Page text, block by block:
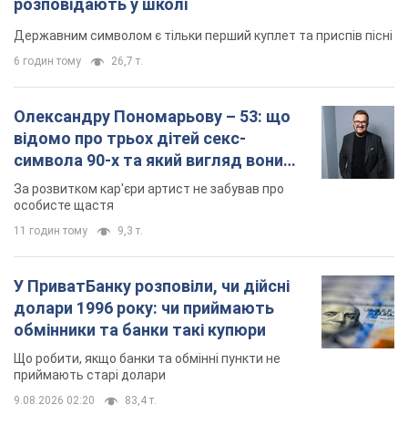
розповідають у школі
Державним символом є тільки перший куплет та приспів пісні
6 годин тому 26,7 т.
Олександру Пономарьову – 53: що
відомо про трьох дітей секс-
символа 90-х та який вигляд вони
мають
За розвитком кар'єри артист не забував про
особисте щастя
11 годин тому 9,3 т.
У ПриватБанку розповіли, чи дійсні
долари 1996 року: чи приймають
обмінники та банки такі купюри
Що робити, якщо банки та обмінні пункти не
приймають старі долари
9.08.2026 02:20 83,4 т.